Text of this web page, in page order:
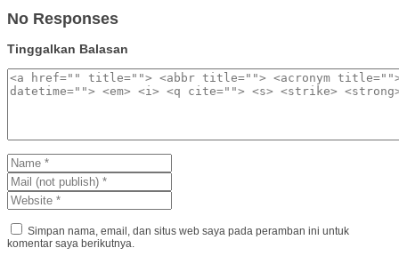
No Responses
Tinggalkan Balasan
Simpan nama, email, dan situs web saya pada peramban ini untuk
komentar saya berikutnya.